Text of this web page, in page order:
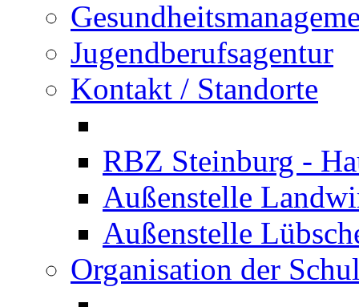
Jugendberufsagentur
Kontakt / Standorte
RBZ Steinburg -
Außenstelle
Außenstelle
Organisation der